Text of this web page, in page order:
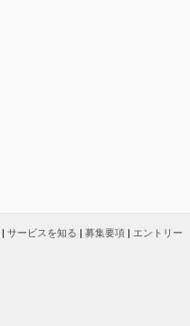
| サービスを知る | 募集要項 | エントリー